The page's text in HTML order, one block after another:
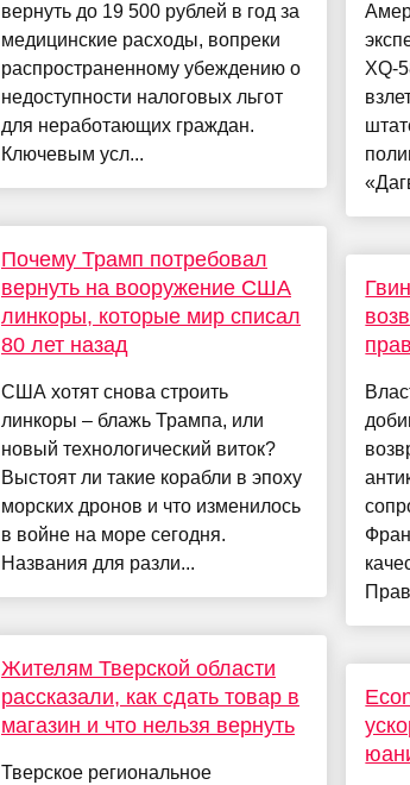
вернуть до 19 500 рублей в год за
медицинские расходы, вопреки
распространенному убеждению о
недоступности налоговых льгот
для неработающих граждан.
Ключевым усл...
Почему Трамп потребовал
вернуть на вооружение США
линкоры, которые мир списал
80 лет назад
США хотят снова строить
линкоры – блажь Трампа, или
новый технологический виток?
Выстоят ли такие корабли в эпоху
морских дронов и что изменилось
в войне на море сегодня.
Названия для разли...
Жителям Тверской области
рассказали, как сдать товар в
магазин и что нельзя вернуть
Тверское региональное
XQ-